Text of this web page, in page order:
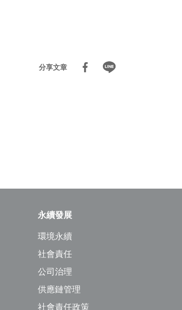
分享文章
永續發展
環境永續
社會責任
公司治理
供應鏈管理
社會責任政策